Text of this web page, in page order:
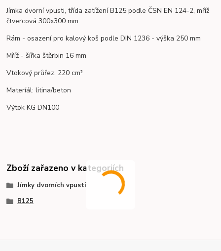
Jímka dvorní vpusti, třída zatížení B125 podle ČSN EN 124-2, mříž
čtvercová 300x300 mm.
Rám - osazení pro kalový koš podle DIN 1236 - výška 250 mm
Mříž - šířka štěrbin 16 mm
Vtokový průřez: 220 cm²
Materíál: litina/beton
Výtok KG DN100
Zboží zařazeno v kategoriích
Jímky dvorních vpustí
B125